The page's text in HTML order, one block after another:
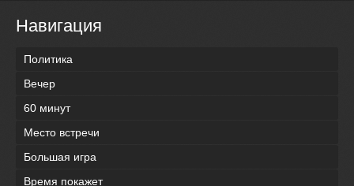
Навигация
Политика
Вечер
60 минут
Место встречи
Большая игра
Время покажет